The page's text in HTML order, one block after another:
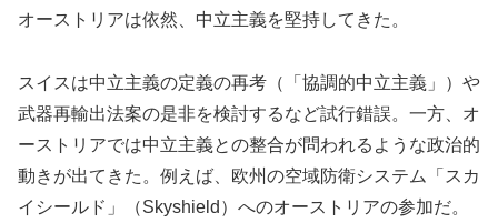
オーストリアは依然、中立主義を堅持してきた。
スイスは中立主義の定義の再考（「協調的中立主義」）や
武器再輸出法案の是非を検討するなど試行錯誤。一方、オ
ーストリアでは中立主義との整合が問われるような政治的
動きが出てきた。例えば、欧州の空域防衛システム「スカ
イシールド」（Skyshield）へのオーストリアの参加だ。